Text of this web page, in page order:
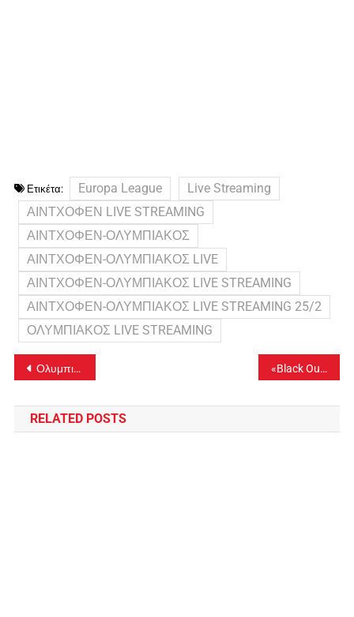
Ετικέτα: Europa League
Live Streaming
ΑΙΝΤΧΟΦΕΝ LIVE STREAMING
ΑΙΝΤΧΟΦΕΝ-ΟΛΥΜΠΙΑΚΟΣ
ΑΙΝΤΧΟΦΕΝ-ΟΛΥΜΠΙΑΚΟΣ LIVE
ΑΙΝΤΧΟΦΕΝ-ΟΛΥΜΠΙΑΚΟΣ LIVE STREAMING
ΑΙΝΤΧΟΦΕΝ-ΟΛΥΜΠΙΑΚΟΣ LIVE STREAMING 25/2
ΟΛΥΜΠΙΑΚΟΣ LIVE STREAMING
Πλοήγηση
άρθρων
Ολυμπιακός – ΤΣΣΚΑ Μόσχας Live Streaming 25/2 «Black Out» στην υπηρεσία μηνυμάτων Messenger του Facebook – Προβλήματα και στο Instagram
RELATED POSTS